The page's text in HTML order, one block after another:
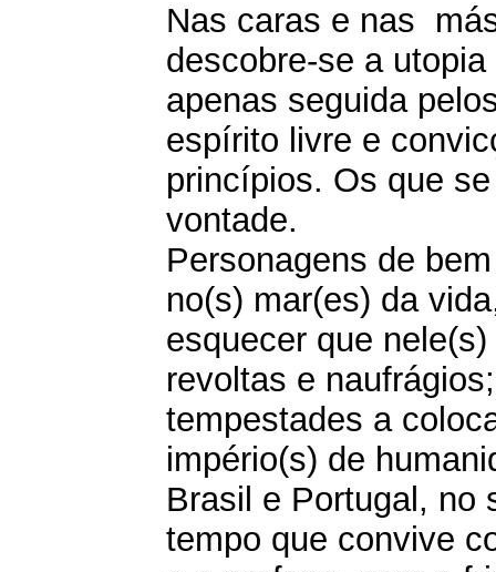
Nas caras e nas
descobre-se a
apenas seguida
espírito livre e
princípios. Os que
vontade.
Personagens de
no(s) mar(es) da
esquecer que
revoltas e naufrágios;
tempestades a
império(s) de
Brasil e Portugal, no
tempo que convive